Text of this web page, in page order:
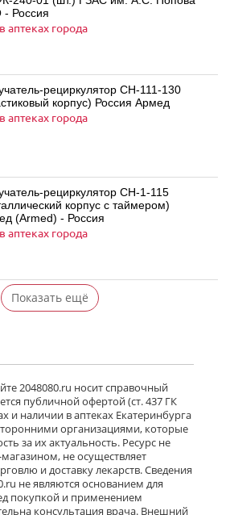
Россия
аптеках города
рециркулятор СH-111-130
корпус) Россия Армед
аптеках города
рециркулятор СH-1-115
корпус с таймером)
(Armed) - Россия
аптеках города
Показать ещё
2048080.ru носит справочный
публичной офертой (ст. 437 ГК
и наличии в аптеках Екатеринбурга
организациями, которые
за их актуальность. Ресурс не
магазином, не осуществляет
и доставку лекарств. Сведения
не являются основанием для
покупкой и применением
консультация врача. Внешний